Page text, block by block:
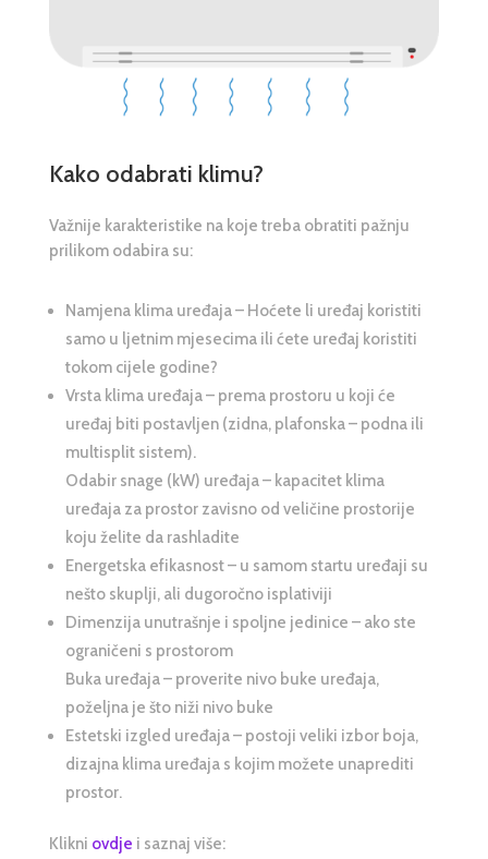
Kako odabrati klimu?
Važnije karakteristike na koje treba obratiti pažnju
prilikom odabira su:
Namjena klima uređaja – Hoćete li uređaj koristiti
samo u ljetnim mjesecima ili ćete uređaj koristiti
tokom cijele godine?
Vrsta klima uređaja – prema prostoru u koji će
uređaj biti postavljen (zidna, plafonska – podna ili
multisplit sistem).
Odabir snage (kW) uređaja – kapacitet klima
uređaja za prostor zavisno od veličine prostorije
koju želite da rashladite
Energetska efikasnost – u samom startu uređaji su
nešto skuplji, ali dugoročno isplativiji
Dimenzija unutrašnje i spoljne jedinice – ako ste
ograničeni s prostorom
Buka uređaja – proverite nivo buke uređaja,
poželjna je što niži nivo buke
Estetski izgled uređaja – postoji veliki izbor boja,
dizajna klima uređaja s kojim možete unaprediti
prostor.
Klikni ovdje i saznaj više: